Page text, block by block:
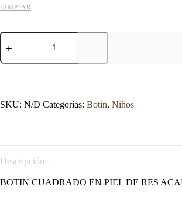
LIMPIAR
BOTIN
GUERRERO
NOBUCK
SKU: N/D Categorías: Botin, Niños
Descripción
BOTIN CUADRADO EN PIEL DE RES